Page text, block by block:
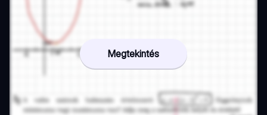
Megtekintés